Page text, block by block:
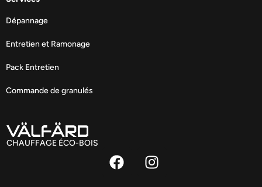
Dépannage
Entretien et Ramonage
Pack Entretien
Commande de granulés
CHAUFFAGE ÉCO-BOIS